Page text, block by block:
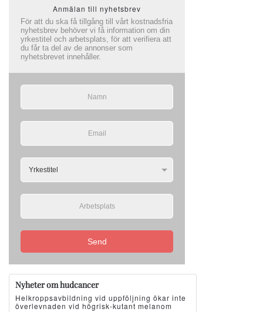
Anmälan till nyhetsbrev
För att du ska få tillgång till vårt kostnadsfria
nyhetsbrev behöver vi få information om din
yrkestitel och arbetsplats, för att verifiera att
du får ta del av de annonser som
nyhetsbrevet innehåller.
Send
Nyheter om hudcancer
Helkroppsavbildning vid uppföljning ökar inte
överlevnaden vid högrisk-kutant melanom